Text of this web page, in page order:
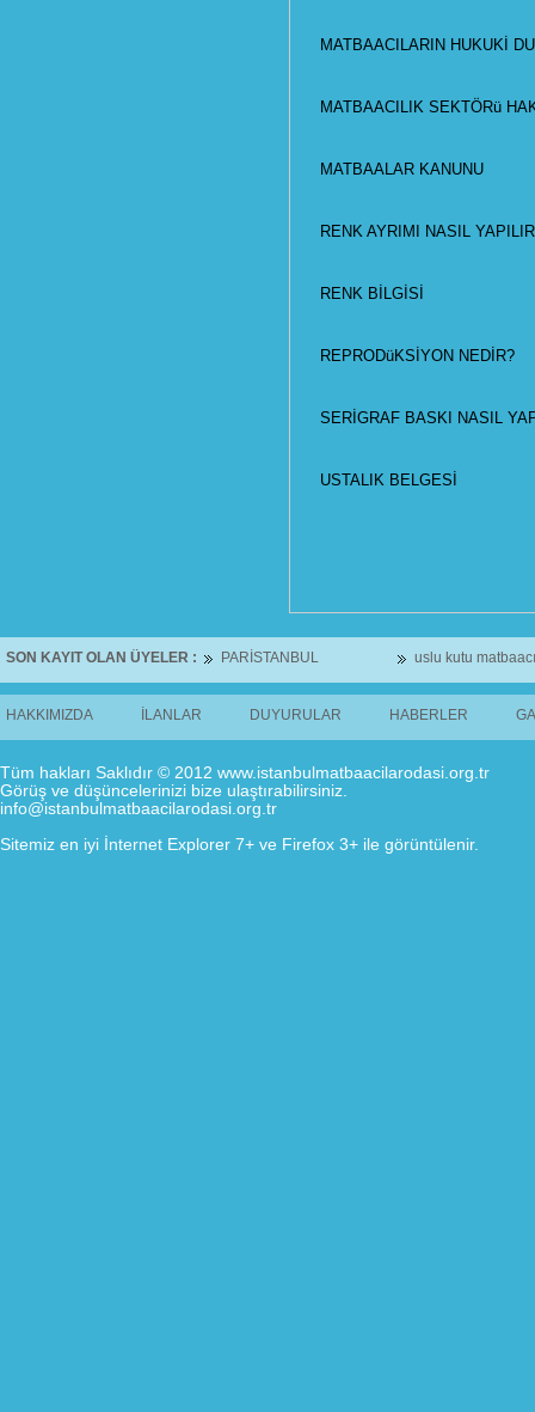
MATBAACILARIN HUKUKİ
MATBAACILIK SEKTÖRü
MATBAALAR KANUNU
RENK AYRIMI NASIL
RENK BİLGİSİ
REPRODüKSİYON NEDİR?
SERİGRAF BASKI NASIL
USTALIK BELGESİ
SON KAYIT OLAN ÜYELER : PARİSTANBUL uslu kutu
HAKKIMIZDA İLANLAR DUYURULAR HABERLER
Tüm hakları Saklıdır © 2012 www.istanbulmatbaacilarodasi.org.tr
Görüş ve düşüncelerinizi bize ulaştırabilirsiniz.
info@istanbulmatbaacilarodasi.org.tr
Sitemiz en iyi İnternet Explorer 7+ ve Firefox 3+ ile görüntülenir.